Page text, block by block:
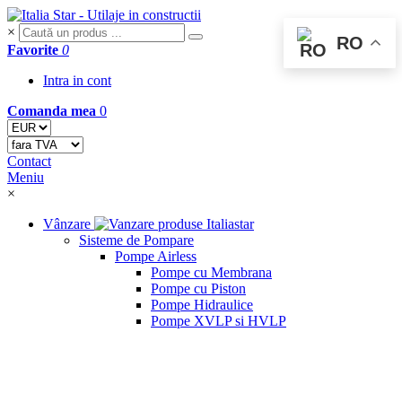
×
Favorite 0
Intra in cont
Comanda mea 0
Contact
Meniu
×
Vânzare
Sisteme de Pompare
Pompe Airless
Pompe cu Membrana
Pompe cu Piston
Pompe Hidraulice
Pompe XVLP si HVLP
RO